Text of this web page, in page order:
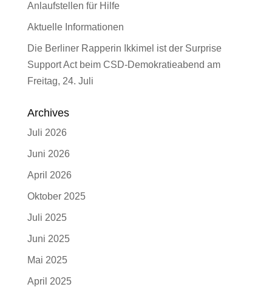
Anlaufstellen für Hilfe
Aktuelle Informationen
Die Berliner Rapperin Ikkimel ist der Surprise
Support Act beim CSD-Demokratieabend am
Freitag, 24. Juli
Archives
Juli 2026
Juni 2026
April 2026
Oktober 2025
Juli 2025
Juni 2025
Mai 2025
April 2025